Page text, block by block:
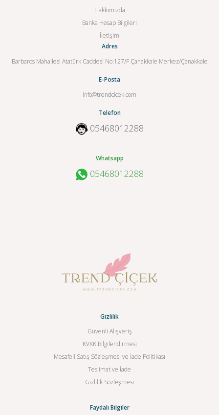
Hakkımızda
Banka Hesap Bilgileri
İletişim
Adres
Barbaros Mahallesi Atatürk Caddesi No:127/F Çanakkale Merkez/Çanakkale
E-Posta
info@trendcicek.com
Telefon
05468012288
Whatsapp
05468012288
Gizlilik
Güvenli Alışveriş
KVKK Bilgilendirmesi
Mesafeli Satış Sözleşmesi ve İade Politikası
Teslimat ve İade
Gizlilik Sözleşmesi
Faydalı Bilgiler